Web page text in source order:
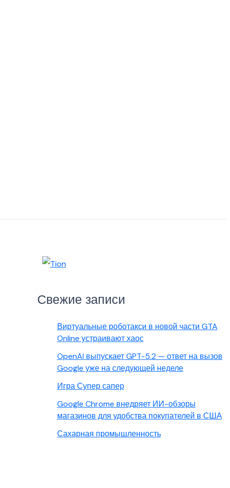
Свежие записи
Виртуальные роботакси в новой части GTA
Online устраивают хаос
OpenAI выпускает GPT-5.2 — ответ на вызов
Google уже на следующей неделе
Игра Супер сапер
Google Chrome внедряет ИИ-обзоры
магазинов для удобства покупателей в США
Сахарная промышленность